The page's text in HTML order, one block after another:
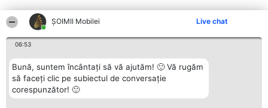
ȘOIMII Mobilei Live chat
06:53
Bună, suntem încântați să vă ajutăm! 🙂 Vă rugăm
să faceți clic pe subiectul de conversație
corespunzător! 🙂